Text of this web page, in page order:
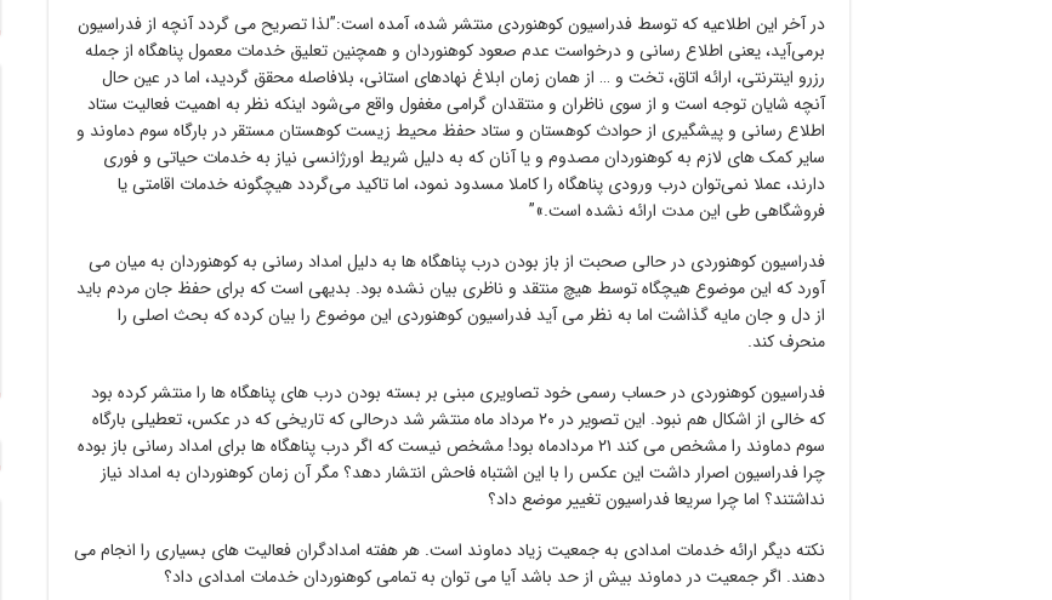
در آخر این اطلاعیه که توسط فدراسیون کوهنوردی منتشر شده، آمده است:”لذا تصریح می گردد آنچه از فدراسیون
برمی‌آید، یعنی اطلاع رسانی و درخواست عدم صعود کوهنوردان و همچنین تعلیق خدمات معمول پناهگاه از جمله
رزرو اینترنتی، ارائه اتاق، تخت و … از همان زمان ابلاغ نهادهای استانی، بلافاصله محقق گردید، اما در عین حال
آنچه شایان توجه است و از سوی ناظران و منتقدان گرامی مغفول واقع می‌شود اینکه نظر به اهمیت فعالیت ستاد
اطلاع رسانی و پیشگیری از حوادث کوهستان و ستاد حفظ محیط زیست کوهستان مستقر در بارگاه سوم دماوند و
سایر کمک های لازم به کوهنوردان مصدوم و یا آنان که به دلیل شریط اورژانسی نیاز به خدمات حیاتی و فوری
دارند، عملا نمی‌توان درب ورودی پناهگاه را کاملا مسدود نمود، اما تاکید می‌گردد هیچگونه خدمات اقامتی یا
فروشگاهی طی این مدت ارائه نشده است.»”
فدراسیون کوهنوردی در حالی صحبت از باز بودن درب پناهگاه ها به دلیل امداد رسانی به کوهنوردان به میان می
آورد که این موضوع هیچگاه توسط هیچ منتقد و ناظری بیان نشده بود. بدیهی است که برای حفظ جان مردم باید
از دل و جان مایه گذاشت اما به نظر می آید فدراسیون کوهنوردی این موضوع را بیان کرده که بحث اصلی را
منحرف کند.
فدراسیون کوهنوردی در حساب رسمی خود تصاویری مبنی بر بسته بودن درب های پناهگاه ها را منتشر کرده بود
که خالی از اشکال هم نبود. این تصویر در ۲۰ مرداد ماه منتشر شد درحالی که تاریخی که در عکس، تعطیلی بارگاه
سوم دماوند را مشخص می کند ۲۱ مردادماه بود! مشخص نیست که اگر درب پناهگاه ها برای امداد رسانی باز بوده
چرا فدراسیون اصرار داشت این عکس را با این اشتباه فاحش انتشار دهد؟ مگر آن زمان کوهنوردان به امداد نیاز
نداشتند؟ اما چرا سریعا فدراسیون تغییر موضع داد؟
نکته دیگر ارائه خدمات امدادی به جمعیت زیاد دماوند است. هر هفته امدادگران فعالیت های بسیاری را انجام می
دهند. اگر جمعیت در دماوند بیش از حد باشد آیا می توان به تمامی کوهنوردان خدمات امدادی داد؟